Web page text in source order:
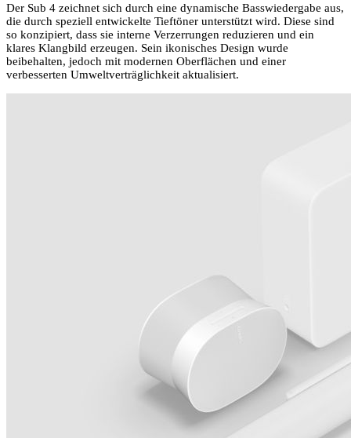
Der Sub 4 zeichnet sich durch eine dynamische Basswiedergabe aus,
die durch speziell entwickelte Tieftöner unterstützt wird. Diese sind
so konzipiert, dass sie interne Verzerrungen reduzieren und ein
klares Klangbild erzeugen. Sein ikonisches Design wurde
beibehalten, jedoch mit modernen Oberflächen und einer
verbesserten Umweltverträglichkeit aktualisiert.